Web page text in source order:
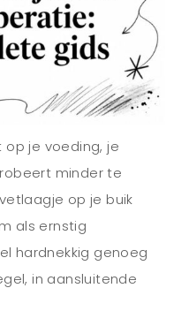
op je voeding, je
minder te
op je buik
als ernstig
hardnekkig genoeg
in aansluitende